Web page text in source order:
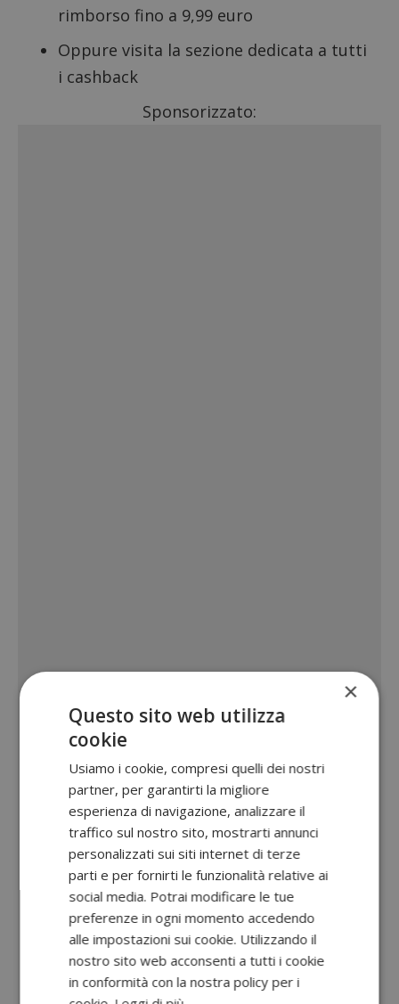
rimborso fino a 9,99 euro
Oppure visita la sezione dedicata a tutti
i cashback
Sponsorizzato:
×
Questo sito web utilizza
cookie
Usiamo i cookie, compresi quelli dei nostri
partner, per garantirti la migliore
esperienza di navigazione, analizzare il
traffico sul nostro sito, mostrarti annunci
personalizzati sui siti internet di terze
parti e per fornirti le funzionalità relative ai
social media. Potrai modificare le tue
preferenze in ogni momento accedendo
alle impostazioni sui cookie. Utilizzando il
nostro sito web acconsenti a tutti i cookie
in conformità con la nostra policy per i